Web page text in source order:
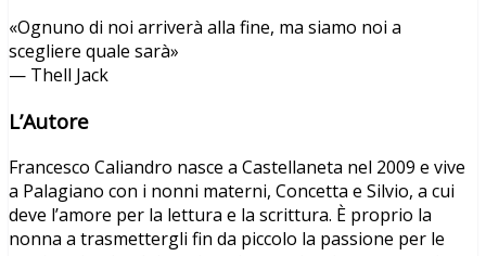
«Ognuno di noi arriverà alla fine, ma siamo noi a
scegliere quale sarà»
— Thell Jack
L’Autore
Francesco Caliandro nasce a Castellaneta nel 2009 e vive
a Palagiano con i nonni materni, Concetta e Silvio, a cui
deve l’amore per la lettura e la scrittura. È proprio la
nonna a trasmettergli fin da piccolo la passione per le